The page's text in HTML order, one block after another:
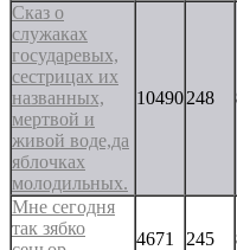
Сказ о
служаках
государевых,
сестрицах их
названных,
мертвой и
живой воде,да
яблочках
молодильных.
10490248
Мне сегодня
так зябко
4671 245